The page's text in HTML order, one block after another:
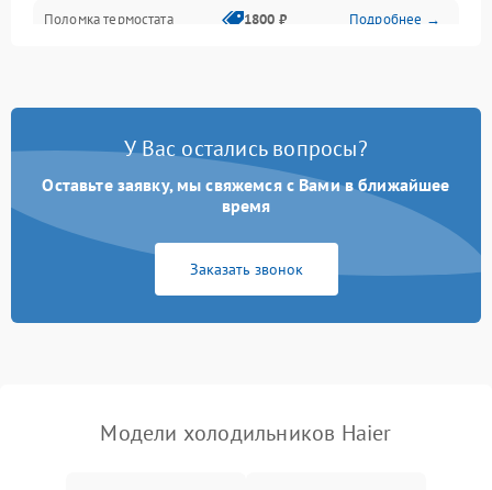
Поломка термостата 1800 ₽ Подробнее →
Образование конденсата
1800 ₽ Подробнее →
Сбой в работе инвертора
работе
2000 ₽ Подробнее →
У Вас остались вопросы?
Оставьте заявку, мы свяжемся с Вами в ближайшее
время
Заказать звонок
Модели холодильников Haier